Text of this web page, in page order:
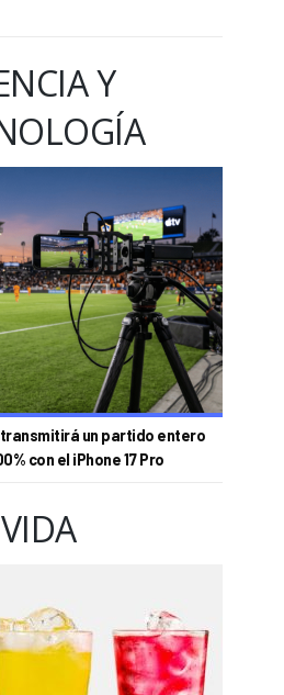
Y
un partido entero
con el iPhone 17 Pro
VIDA